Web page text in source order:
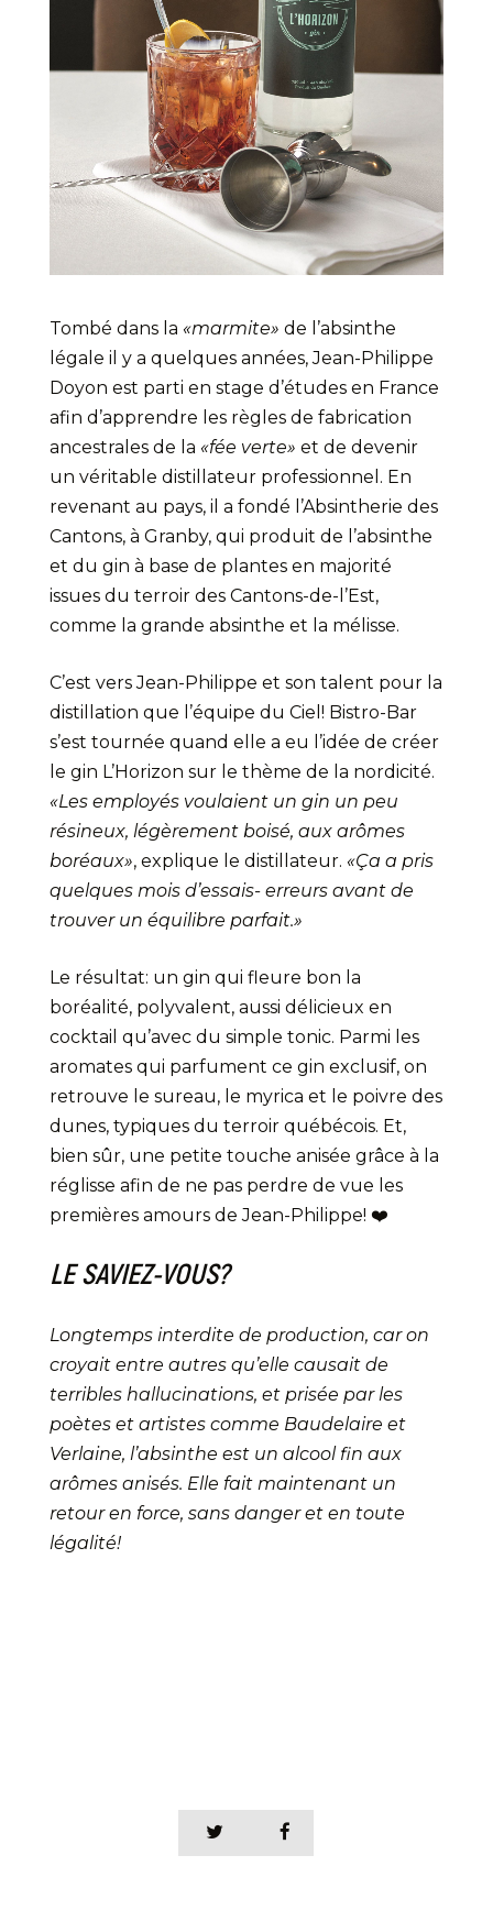
Tombé dans la «marmite» de l’absinthe
légale il y a quelques années, Jean-Philippe
Doyon est parti en stage d’études en France
afin d’apprendre les règles de fabrication
ancestrales de la «fée verte» et de devenir
un véritable distillateur professionnel. En
revenant au pays, il a fondé l’Absintherie des
Cantons, à Granby, qui produit de l’absinthe
et du gin à base de plantes en majorité
issues du terroir des Cantons-de-l’Est,
comme la grande absinthe et la mélisse.
C’est vers Jean-Philippe et son talent pour la
distillation que l’équipe du Ciel! Bistro-Bar
s’est tournée quand elle a eu l’idée de créer
le gin L’Horizon sur le thème de la nordicité.
«Les employés voulaient un gin un peu
résineux, légèrement boisé, aux arômes
boréaux», explique le distillateur. «Ça a pris
quelques mois d’essais- erreurs avant de
trouver un équilibre parfait.»
Le résultat: un gin qui fleure bon la
boréalité, polyvalent, aussi délicieux en
cocktail qu’avec du simple tonic. Parmi les
aromates qui parfument ce gin exclusif, on
retrouve le sureau, le myrica et le poivre des
dunes, typiques du terroir québécois. Et,
bien sûr, une petite touche anisée grâce à la
réglisse afin de ne pas perdre de vue les
premières amours de Jean-Philippe! ❤️
LE SAVIEZ-VOUS?
Longtemps interdite de production, car on
croyait entre autres qu’elle causait de
terribles hallucinations, et prisée par les
poètes et artistes comme Baudelaire et
Verlaine, l’absinthe est un alcool fin aux
arômes anisés. Elle fait maintenant un
retour en force, sans danger et en toute
légalité!